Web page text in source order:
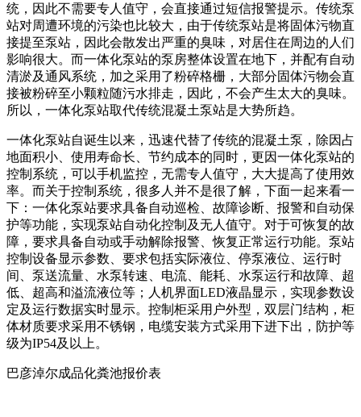
统，因此不需要专人值守，会直接通过短信报警提示。传统泵
站对周遭环境的污染也比较大，由于传统泵站是将固体污物直
接提至泵站，因此会散发出严重的臭味，对居住在周边的人们
影响很大。而一体化泵站的泵房整体设置在地下，并配有自动
清淤及通风系统，加之采用了粉碎格栅，大部分固体污物会直
接被粉碎至小颗粒随污水排走，因此，不会产生太大的臭味。
所以，一体化泵站取代传统混凝土泵站是大势所趋。
一体化泵站自诞生以来，迅速代替了传统的混凝土泵，除因占
地面积小、使用寿命长、节约成本的同时，更因一体化泵站的
控制系统，可以手机监控，无需专人值守，大大提高了使用效
率。而关于控制系统，很多人并不是很了解，下面一起来看一
下：一体化泵站要求具备自动巡检、故障诊断、报警和自动保
护等功能，实现泵站自动化控制及无人值守。对于可恢复的故
障，要求具备自动或手动解除报警、恢复正常运行功能。泵站
控制设备显示参数、要求包括实际液位、停泵液位、运行时
间、泵送流量、水泵转速、电流、能耗、水泵运行和故障、超
低、超高和溢流液位等；人机界面LED液晶显示，实现参数设
定及运行数据实时显示。控制柜采用户外型，双层门结构，柜
体材质要求采用不锈钢，电缆安装方式采用下进下出，防护等
级为IP54及以上。
巴彦淖尔成品化粪池报价表